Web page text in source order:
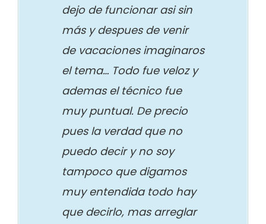
dejo de funcionar asi sin
más y despues de venir
de vacaciones imaginaros
el tema… Todo fue veloz y
ademas el técnico fue
muy puntual. De precio
pues la verdad que no
puedo decir y no soy
tampoco que digamos
muy entendida todo hay
que decirlo, mas arreglar